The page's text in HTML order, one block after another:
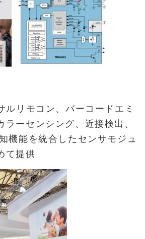
ルリモコン、バーコードエミ
ラーセンシング、近接検出、
機能を統合したセンサモジュ
て提供